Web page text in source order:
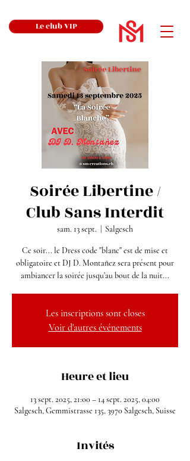
Le club VIP
Soirée Libertine /
Club Sans Interdit
sam. 13 sept. Salgesch
Ce soir... le Dress code "blanc" est de mise et
obligatoire et DJ D. Montañez sera présent pour
ambiancer la soirée jusqu'au bout de la nuit...
Les inscriptions sont closes
Voir d'autres événements
Heure et lieu
13 sept. 2025, 21:00 – 14 sept. 2025, 04:00
Salgesch, Gemmistrasse 135, 3970 Salgesch, Suisse
Invités